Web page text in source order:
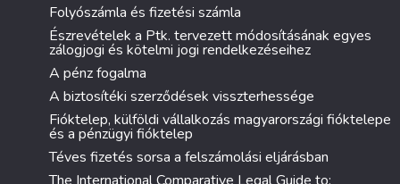
Folyószámla és fizetési számla
Észrevételek a Ptk. tervezett módosításának egyes
zálogjogi és kötelmi jogi rendelkezéseihez
A pénz fogalma
A biztosítéki szerződések visszterhessége
Fióktelep, külföldi vállalkozás magyarországi fióktelepe
és a pénzügyi fióktelep
Téves fizetés sorsa a felszámolási eljárásban